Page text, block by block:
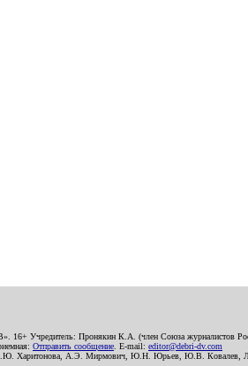
16+ Учредитель: Пронякин К.А. (член Союза журналистов
Отправить сообщение . E-mail: editor@debri-dv.com
И.Ю. Харитонова, А.Э. Мирмович, Ю.Н. Юрьев, Ю.В.